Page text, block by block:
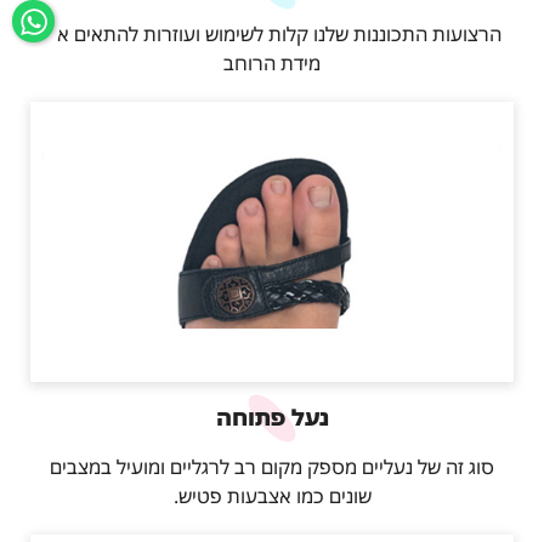
הרצועות התכוננות שלנו קלות לשימוש ועוזרות להתאים את
מידת הרוחב
נעל פתוחה
סוג זה של נעליים מספק מקום רב לרגליים ומועיל במצבים
שונים כמו אצבעות פטיש.